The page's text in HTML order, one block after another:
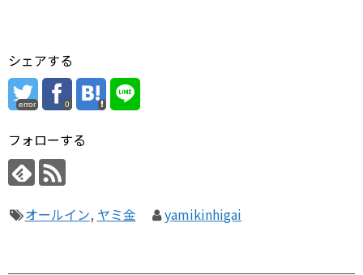
シェアする
error 0
フォローする
オールイン, ヤミ金 yamikinhigai